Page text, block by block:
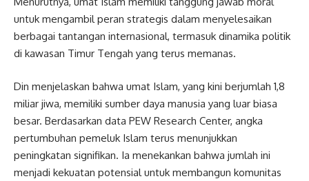
untuk mengambil peran strategis dalam menyelesaikan
berbagai tantangan internasional, termasuk dinamika politik
di kawasan Timur Tengah yang terus memanas.
Din menjelaskan bahwa umat Islam, yang kini berjumlah 1,8
miliar jiwa, memiliki sumber daya manusia yang luar biasa
besar. Berdasarkan data PEW Research Center, angka
pertumbuhan pemeluk Islam terus menunjukkan
peningkatan signifikan. Ia menekankan bahwa jumlah ini
menjadi kekuatan potensial untuk membangun komunitas